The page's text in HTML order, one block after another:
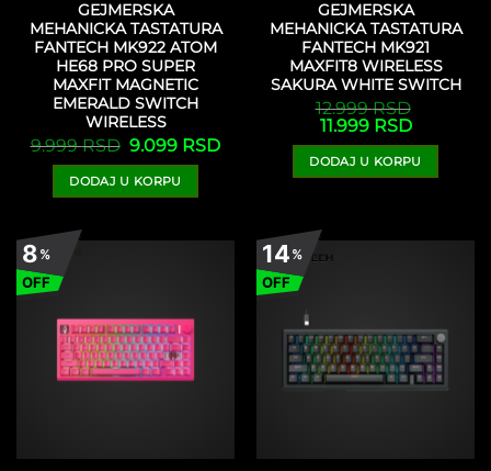
GEJMERSKA
MEHANICKA TASTATURA
FANTECH MK922 ATOM
HE68 PRO SUPER
MAXFIT MAGNETIC
EMERALD SWITCH
WIRELESS
9.999RSD Originalna
cena
je
bila:
9.999 RSD.
9.099 RSDTrenutna
9.099 RSD.
DODAJ U KORPU
GEJMERSKA
MEHANICKA TASTATURA
FANTECH MK921
MAXFIT8 WIRELESS
SAKURA WHITE SWITCH
12.999RSD
Originalna
cena
je
bila:
12.999 RSD.
11.999 RSDTrenutna
cena
je:
11.999
DODAJ U KORPU
8%
OFF
14%
OFF